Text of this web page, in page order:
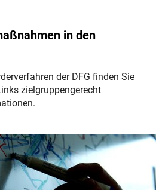
in den
der DFG finden Sie
zielgruppengerecht